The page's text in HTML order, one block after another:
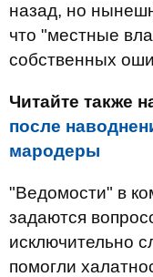
назад, но
что "местные
собственных
Читайте также
после
мародеры
"Ведомости" в
задаются
исключительно
помогли